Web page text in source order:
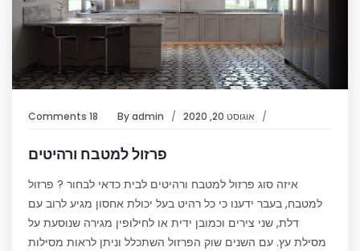
אוגוסט 20, 2020 Byadmin
18 Comments
פרזול למטבח ורהיטים
איזה סוג פרזול למטבח ורהיטים לבית כדאי לבחור ? פרזול
למטבח, בעבר ידענו כי כל רהיט בעל יכולת אחסון מגיע לרוב עם
דלת, שני צירים וכמובן ידית או לחילופין מגירה שנוסעת על
מסילת עץ. עם השנים שוק הפרזול השתכלל וניתן לראות מסילות